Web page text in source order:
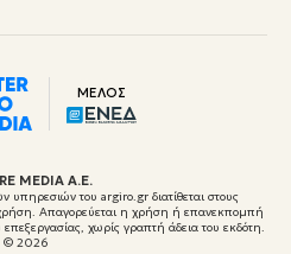
ΜΕΛΟΣ
MEDIA Α.Ε.
υπηρεσιών του argiro.gr διατίθεται στους
Απαγορεύεται η χρήση ή επανεκπομπή
χωρίς γραπτή άδεια του εκδότη.
© 2026